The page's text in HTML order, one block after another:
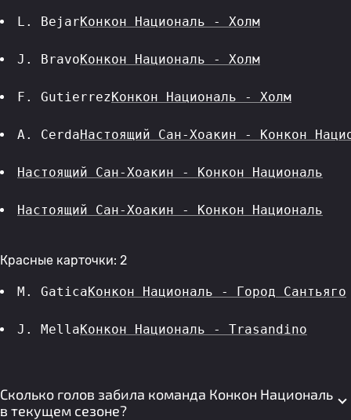
L. BejarКонкон Националь - Холм
J. BravoКонкон Националь - Холм
F. GutierrezКонкон Националь - Холм
A. CerdaНастоящий Сан-Хоакин - Конкон
Настоящий Сан-Хоакин - Конкон Националь
Настоящий Сан-Хоакин - Конкон Националь
Красные карточки: 2
M. GaticaКонкон Националь - Город Сантьяго
J. MellaКонкон Националь - Trasandino
Сколько голов забила команда Конкон Националь
в текущем сезоне?